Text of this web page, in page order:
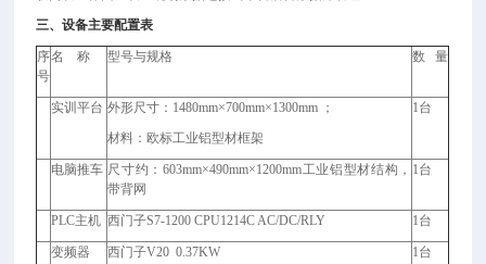
三、设备主要配置表
序
号
名 称 型号与规格 数 量
实训平台 外形尺寸：1480mm×700mm×1300mm ；
材料：欧标工业铝型材框架
1台
电脑推车 尺寸约：603mm×490mm×1200mm工业铝型材结构，
带背网
1台
PLC主机 西门子S7-1200 CPU1214C AC/DC/RLY 1台
变频器 西门子V20 0.37KW 1台